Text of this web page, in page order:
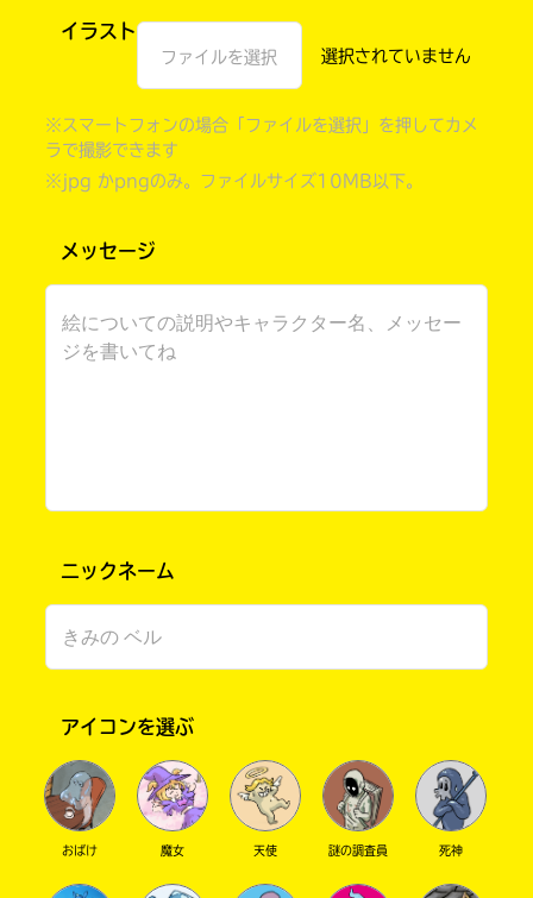
読める
イラスト
ファイルを選択
※スマートフォンの場合「ファイルを選択」を押してカメ
ラで撮影できます
※jpg かpngのみ。ファイルサイズ10MB以下。
メッセージ
ニックネーム
アイコンを選ぶ
おばけ 魔女 天使 謎の調査員 死神